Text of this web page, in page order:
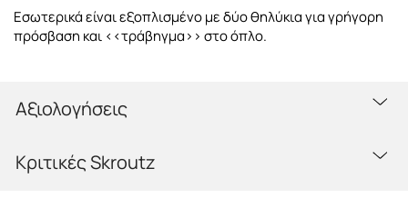
Eσωτερικά είναι εξοπλισμένο με δύο θηλύκια για γρήγορη
πρόσβαση και <<τράβηγμα>> στο όπλο.
Αξιολογήσεις
Κριτικές Skroutz